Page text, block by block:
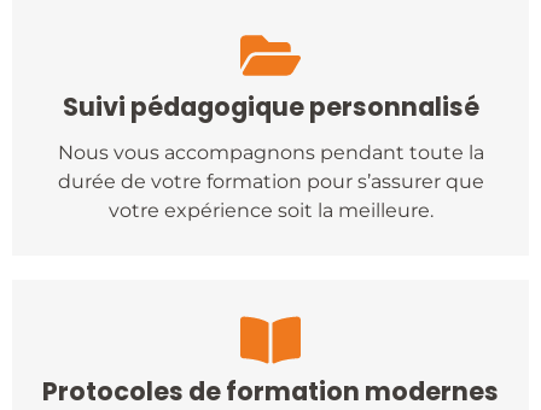
Suivi pédagogique personnalisé
Nous vous accompagnons pendant toute la
durée de votre formation pour s’assurer que
votre expérience soit la meilleure.
Protocoles de formation modernes